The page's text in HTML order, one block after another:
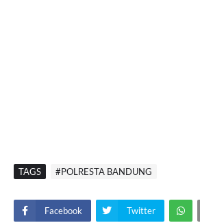
TAGS #POLRESTA BANDUNG
Facebook Twitter